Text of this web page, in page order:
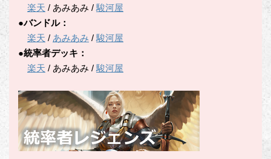
楽天 / あみあみ /駿河屋
●バンドル：
楽天 / あみあみ /駿河屋
●統率者デッキ：
楽天 / あみあみ /駿河屋